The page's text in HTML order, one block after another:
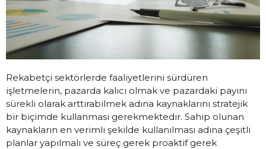
Rekabetçi sektörlerde faaliyetlerini sürdüren
işletmelerin, pazarda kalıcı olmak ve pazardaki payını
sürekli olarak arttırabilmek adına kaynaklarını stratejik
bir biçimde kullanması gerekmektedir. Sahip olunan
kaynakların en verimli şekilde kullanılması adına çeşitli
planlar yapılmalı ve süreç gerek proaktif gerek